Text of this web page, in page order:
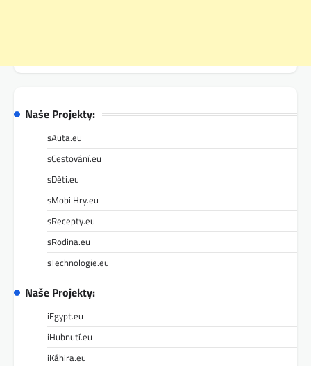
Naše Projekty:
sAuta.eu
sCestování.eu
sDěti.eu
sMobilHry.eu
sRecepty.eu
sRodina.eu
sTechnologie.eu
Naše Projekty:
iEgypt.eu
iHubnutí.eu
iKáhira.eu